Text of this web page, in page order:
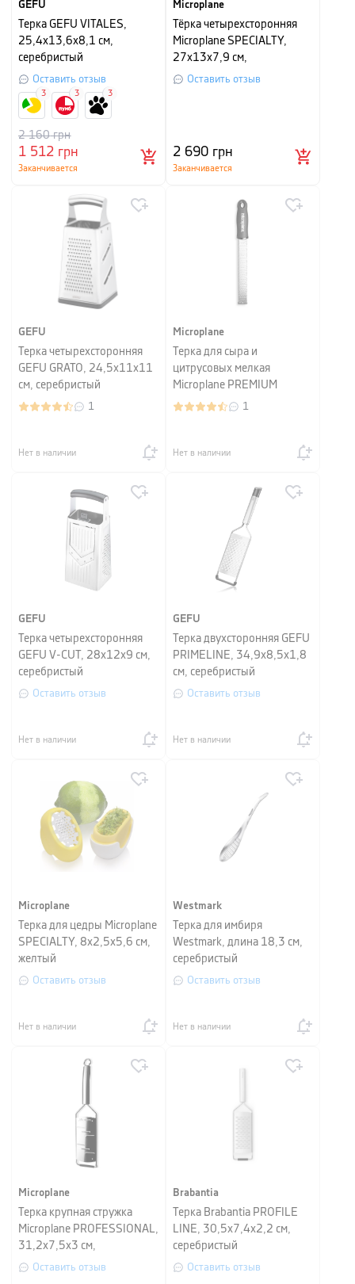
GEFU
Терка GEFU VITALES,
25,4х13,6х8,1 см,
серебристый
Оставить отзыв
1 512 грн
2 160грн
Заканчивается
3 3 3
Microplane
Тёрка четырехсторонняя
Microplane SPECIALTY,
27х13х7,9 см,
серебристый
Оставить отзыв
2 690 грн
Заканчивается
GEFU
Терка четырехсторонняя
GEFU GRATO, 24,5х11х11
см, серебристый
1
Нет в наличии
Microplane
Терка для сыра и
цитрусовых мелкая
Microplane PREMIUM
CLASSIC, 32,5x3,5x3 см,
1
Нет в наличии
GEFU
Терка четырехсторонняя
GEFU V-CUT, 28х12х9 см,
серебристый
Оставить отзыв
Нет в наличии
GEFU
Терка двухсторонняя GEFU
PRIMELINE, 34,9x8,5x1,8
см, серебристый
Оставить отзыв
Нет в наличии
Microplane
Терка для цедры Microplane
SPECIALTY, 8x2,5x5,6 см,
желтый
Оставить отзыв
Нет в наличии
Westmark
Терка для имбиря
Westmark, длина 18,3 см,
серебристый
Оставить отзыв
Нет в наличии
Microplane
Терка крупная стружка
Microplane PROFESSIONAL,
31,2x7,5x3 см,
серебристый
Оставить отзыв
Brabantia
Терка Brabantia PROFILE
LINE, 30,5x7,4x2,2 см,
серебристый
Оставить отзыв